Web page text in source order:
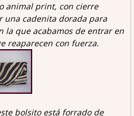
animal print, con cierre
una cadenita dorada para
la que acabamos de entrar en
reaparecen con fuerza.
bolsito está forrado de